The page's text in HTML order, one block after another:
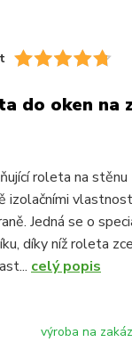
do oken na
roleta na
izolačními
Jedná se o
díky níž roleta
celý popis
výroba na